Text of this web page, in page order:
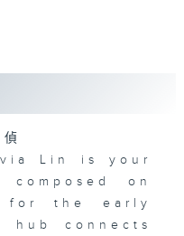
Lin is your
on
for the early
connects